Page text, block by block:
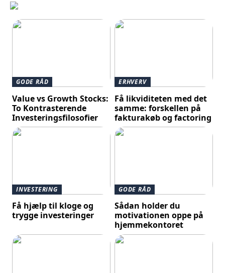
GODE RÅD
Value vs Growth Stocks:
To Kontrasterende
Investeringsfilosofier
ERHVERV
Få likviditeten med det
samme: forskellen på
fakturakøb og factoring
INVESTERING
Få hjælp til kloge og
trygge investeringer
GODE RÅD
Sådan holder du
motivationen oppe på
hjemmekontoret